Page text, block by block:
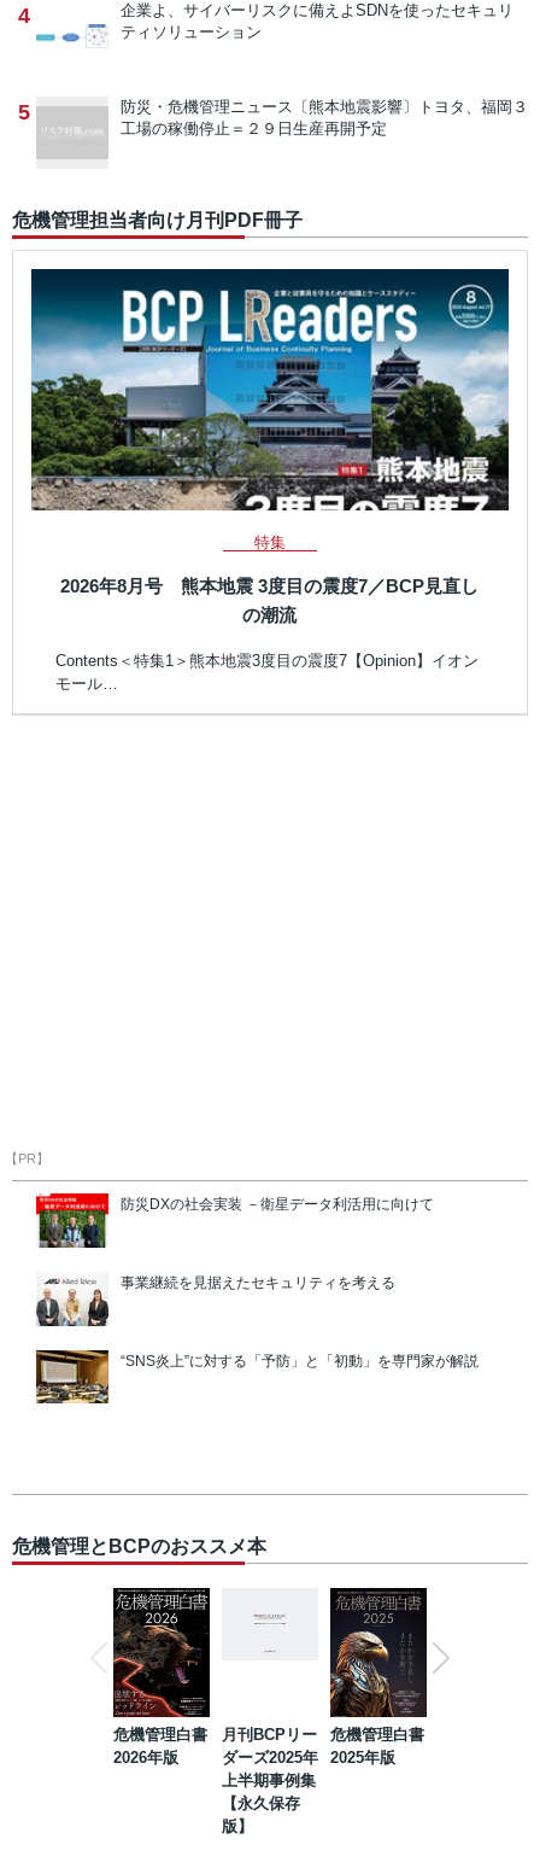
4 企業よ、サイバーリスクに備えよ SDNを使ったセキュリ
ティソリューション
5 防災・危機管理ニュース 〔熊本地震影響〕トヨタ、福岡３
工場の稼働停止＝２９日生産再開予定
危機管理担当者向け月刊PDF冊子
特集
2026年8月号 熊本地震 3度目の震度7／BCP見直し
の潮流
Contents＜特集1＞熊本地震3度目の震度7【Opinion】イオン
モール…
【PR】
防災DXの社会実装 －衛星データ利活用に向けて
事業継続を見据えたセキュリティを考える
“SNS炎上”に対する「予防」と「初動」を専門家が解説
危機管理とBCPのおススメ本
危機管理白書
2026年版
月刊BCPリー
ダーズ2025年
上半期事例集
【永久保存
版】
危機管理白書
2025年版